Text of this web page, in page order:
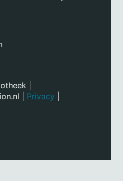
|
| Privacy